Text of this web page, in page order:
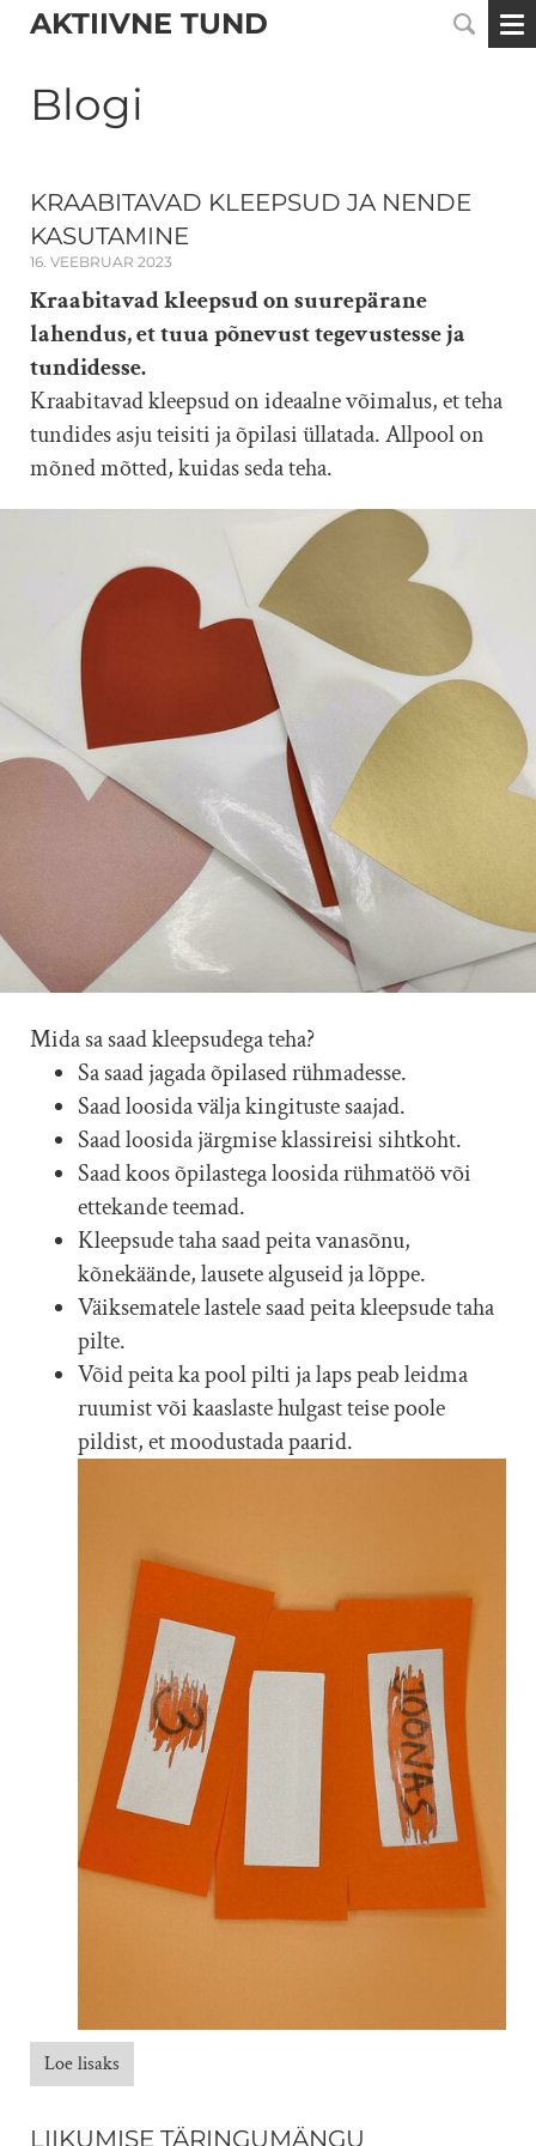
AKTIIVNE TUND
Blogi
KRAABITAVAD KLEEPSUD JA NENDE
KASUTAMINE
16. VEEBRUAR 2023
Kraabitavad kleepsud on suurepärane
lahendus, et tuua põnevust tegevustesse ja
tundidesse.
Kraabitavad kleepsud on ideaalne võimalus, et teha
tundides asju teisiti ja õpilasi üllatada. Allpool on
mõned mõtted, kuidas seda teha.
Mida sa saad kleepsudega teha?
Sa saad jagada õpilased rühmadesse.
Saad loosida välja kingituste saajad.
Saad loosida järgmise klassireisi sihtkoht.
Saad koos õpilastega loosida rühmatöö või
ettekande teemad.
Kleepsude taha saad peita vanasõnu,
kõnekäände, lausete alguseid ja lõppe.
Väiksematele lastele saad peita kleepsude taha
pilte.
Võid peita ka pool pilti ja laps peab leidma
ruumist või kaaslaste hulgast teise poole
pildist, et moodustada paarid.
Loe lisaks
LIIKUMISE TÄRINGUMÄNGU